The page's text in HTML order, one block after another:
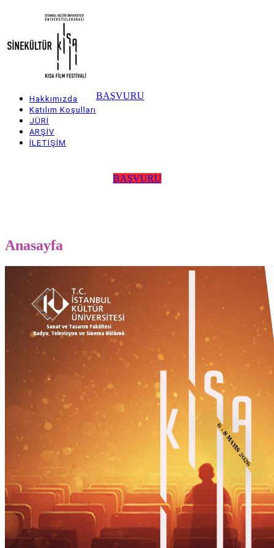
content
Main
navigation
Hakkımızda
Katılım Koşulları
JÜRİ
ARŞİV
İLETİŞİM
BAŞVURU
BAŞVURU
Anasayfa